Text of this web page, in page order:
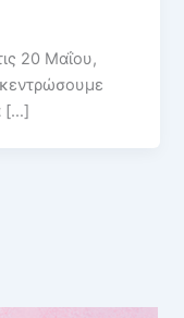
20 Μαΐου,
[…]